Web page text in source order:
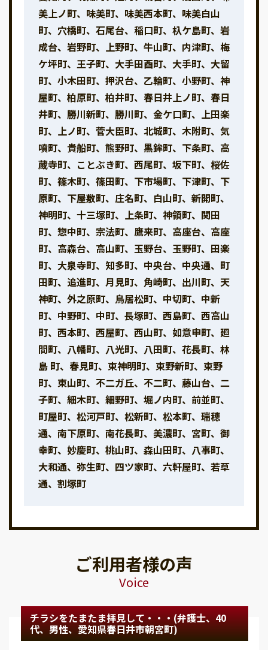
美上ノ町、味美町、味美西本町、味美白山
町、穴橋町、石尾台、稲口町、杁ケ島町、岩
成台、岩野町、上野町、牛山町、内津町、梅
ケ坪町、王子町、大手田酉町、大手町、大留
町、小木田町、押沢台、乙輪町、小野町、神
屋町、柏原町、柏井町、春日井上ノ町、春日
井町、勝川新町、勝川町、金ケ口町、上田楽
町、上ノ町、菅大臣町、北城町、木附町、気
噴町、貴船町、熊野町、黒鉾町、下条町、高
蔵寺町、ことぶき町、西尾町、坂下町、桜佐
町、篠木町、篠田町、下市場町、下津町、下
原町、下屋敷町、庄名町、白山町、新開町、
神明町、十三塚町、上条町、神領町、関田
町、惣中町、宗法町、鷹来町、高座台、高座
町、高森台、高山町、玉野台、玉野町、田楽
町、大泉寺町、知多町、中央台、中央通、町
田町、追進町、月見町、角崎町、出川町、天
神町、外之原町、鳥居松町、中切町、中新
町、中野町、中町、長塚町、西島町、西高山
町、西本町、西屋町、西山町、如意申町、廻
間町、八幡町、八光町、八田町、花長町、林
島 町、春見町、東神明町、東野新町、東野
町、東山町、不二ガ丘、不二町、藤山台、二
子町、細木町、細野町、堀ノ内町、前並町、
町屋町、松河戸町、松新町、松本町、瑞穂
通、南下原町、南花長町、美濃町、宮町、御
幸町、妙慶町、桃山町、森山田町、八事町、
大和通、弥生町、四ツ家町、六軒屋町、若草
通、割塚町
ご利用者様の声
Voice
チラシをたまたま拝見して・・・(弁護士、40
代、男性、愛知県春日井市朝宮町)